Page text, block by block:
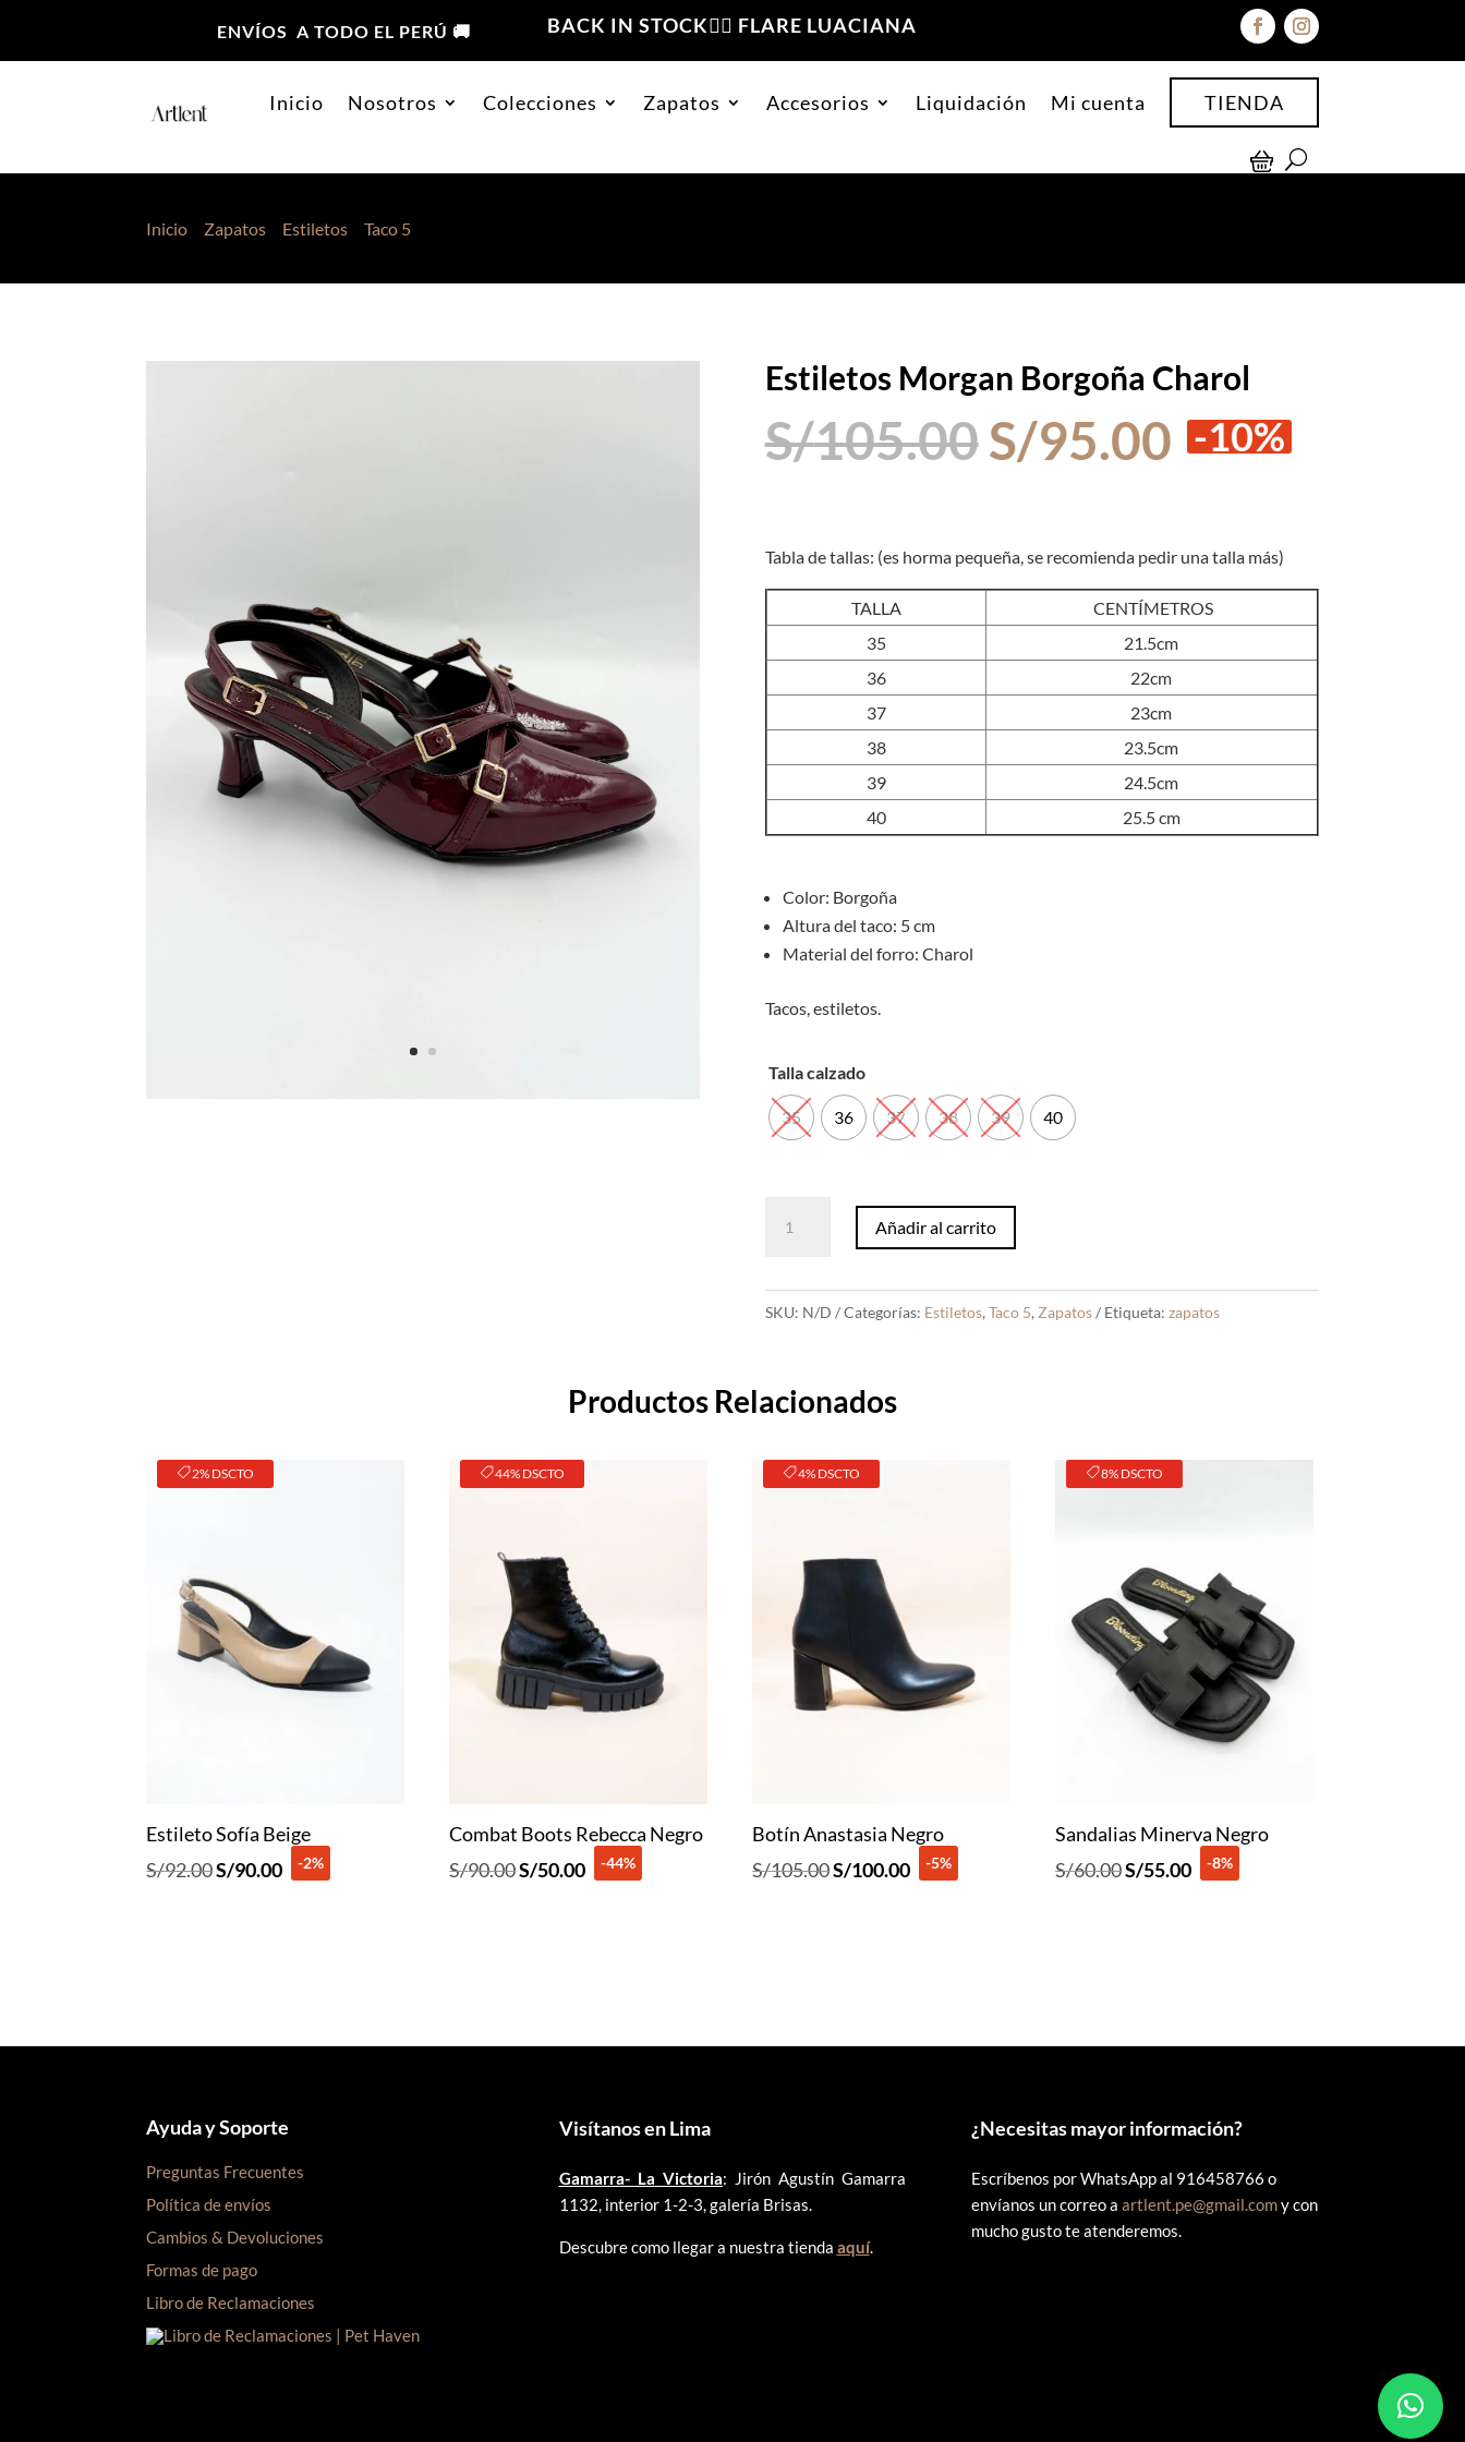
ENVÍOS A TODO EL PERÚ 🚚 BACK IN STOCK❤️‍🔥 FLARE LUACIANA
Inicio Nosotros Colecciones Zapatos Accesorios Liquidación Mi cuenta TIENDA
Inicio Zapatos Estiletos >Taco 5
Estiletos Morgan Borgoña Charol
S/105.00El
precio
S/105.00.
S/95.00El
precio
S/95.00.
-10%
Tabla de tallas: (es horma pequeña, se recomienda pedir una talla más)
TALLA
CENTÍMETROS
35
21.5cm
36
22cm
37
23cm
38
23.5cm
39
24.5cm
40
25.5 cm
Color: Borgoña
Altura del taco: 5 cm
Material del forro: Charol
Tacos, estiletos.
Talla calzado
35 36 37 38 39 40
Añadir al carrito
SKU: N/D Categorías: Estiletos, Taco 5, Zapatos Etiqueta: zapatos
Productos Relacionados
2% DSCTO
Estileto Sofía Beige
S/92.00El
S/90.00El-2%
44% DSCTO
Combat Boots Rebecca Negro
S/90.00El
S/50.00El-44%
4% DSCTO
Botín Anastasia Negro
S/105.00El
S/100.00El-5%
8% DSCTO
Sandalias Minerva Negro
S/60.00El
S/55.00El-8%
Ayuda y Soporte
Preguntas Frecuentes
Política de envíos
Cambios & Devoluciones
Formas de pago
Libro de Reclamaciones
Visítanos en Lima
Gamarra- La Victoria: Jirón Agustín Gamarra
1132, interior 1-2-3, galería Brisas.
Descubre como llegar a nuestra tienda aquí.
¿Necesitas mayor información?
Escríbenos por WhatsApp al 916458766 o
envíanos un correo a artlent.pe@gmail.comy con
mucho gusto te atenderemos.